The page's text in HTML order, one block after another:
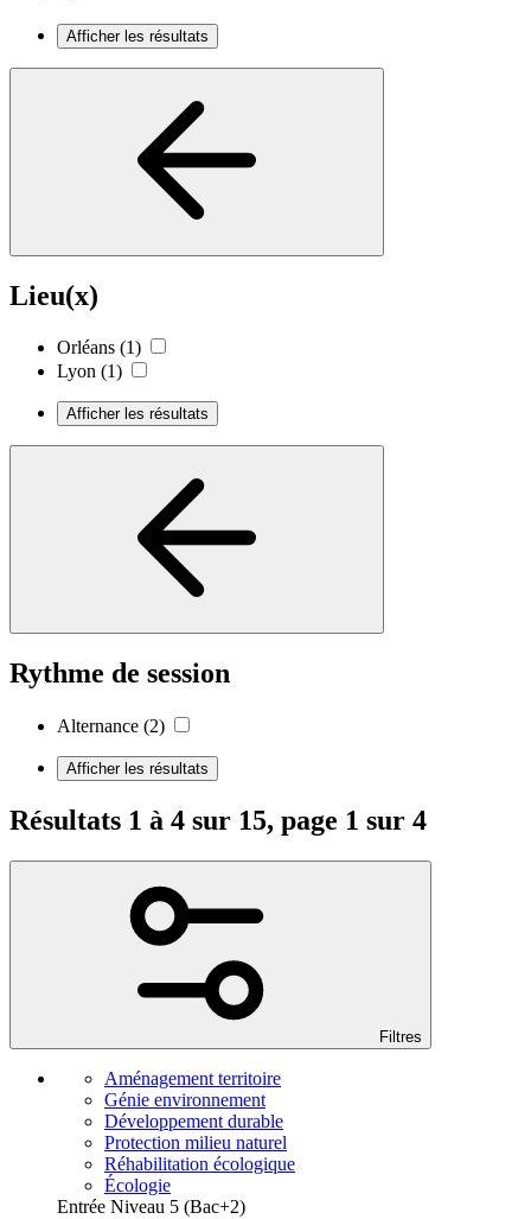
Afficher les résultats
Lieu(x)
Orléans (1)
Lyon (1)
Afficher les résultats
Rythme de session
Alternance (2)
Afficher les résultats
Résultats 1 à 4 sur 15, page 1 sur 4
Filtres
Aménagement territoire
Génie environnement
Développement durable
Protection milieu naturel
Réhabilitation écologique
Écologie
Entrée Niveau 5 (Bac+2)